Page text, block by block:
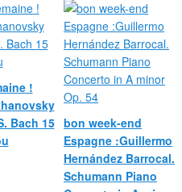
!
Bach 15 bon week-end
Espagne :Guillermo
Hernández Barrocal.
Schumann Piano